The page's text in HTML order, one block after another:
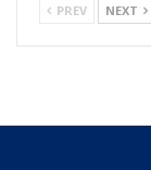
PREV NEXT